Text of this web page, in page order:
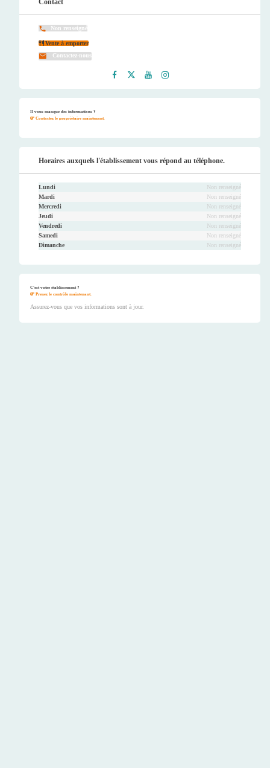
Non renseigné
Vente à emporter
Contactez-nous
Il vous manque des informations ?
Contactez le propriétaire maintenant.
Horaires auxquels l'établissement vous répond au téléphone.
Lundi
Non renseigné
Mardi
Non renseigné
Mercredi
Non renseigné
Jeudi
Non renseigné
Vendredi
Non renseigné
Samedi
Non renseigné
Dimanche
Non renseigné
C'est votre établissement ?
Prenez le contrôle maintenant.
Assurez-vous que vos informations sont à jour.